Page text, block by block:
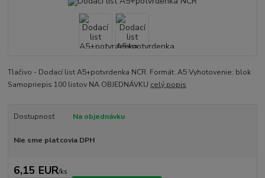
Tlačivo - Dodací list A5+potvrdenka NCR. Formát: A5 Vyhotovenie: blok
Samopriepis 100 listov NA OBJEDNÁVKU celý popis
Dostupnosť Na objednávku
Nie sme platcovia DPH
6,15 EUR/ks